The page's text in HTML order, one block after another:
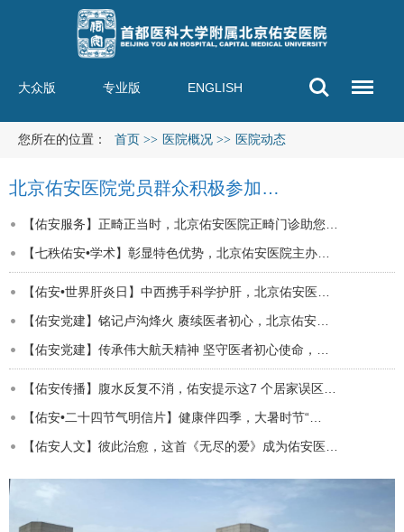
大众版 专业版 ENGLISH
您所在的位置： 首页 >> 医院概况 >> 医院动态
北京佑安医院党员群众积极参加…
【佑安服务】正畸正当时，北京佑安医院正畸门诊助您…
【七秩佑安•学术】彰显特色优势，北京佑安医院主办…
【佑安•世界肝炎日】中西携手科学护肝，北京佑安医…
【佑安党建】铭记卢沟烽火 赓续医者初心，北京佑安…
【佑安党建】传承伟大航天精神 坚守医者初心使命，…
【佑安传播】腹水反复不消，佑安提示这7 个居家误区…
【佑安•二十四节气明信片】健康伴四季，大暑时节“…
【佑安人文】彼此治愈，这首《无尽的爱》成为佑安医…